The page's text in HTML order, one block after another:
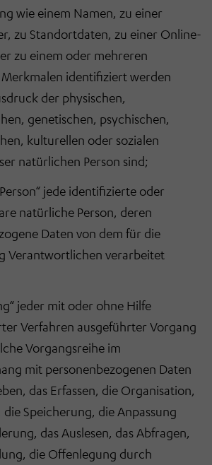
wie einem Namen, zu einer
zu Standortdaten, zu einer Online-
zu einem oder mehreren
identifiziert werden
der physischen,
genetischen, psychischen,
kulturellen oder sozialen
natürlichen Person sind;
jede identifizierte oder
natürliche Person, deren
Daten von dem für die
Verantwortlichen verarbeitet
jeder mit oder ohne Hilfe
Verfahren ausgeführter Vorgang
Vorgangsreihe im
mit personenbezogenen Daten
das Erfassen, die Organisation,
Speicherung, die Anpassung
das Auslesen, das Abfragen,
die Offenlegung durch